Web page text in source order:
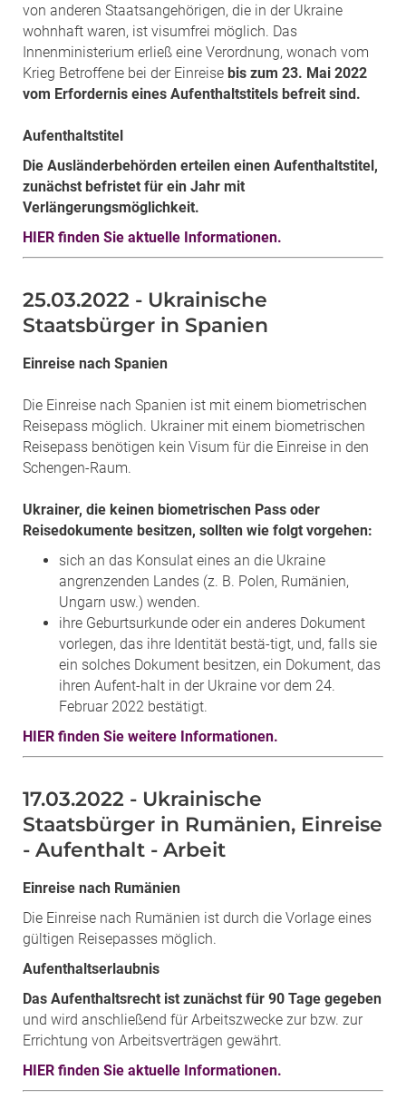
von anderen Staatsangehörigen, die in der Ukraine
wohnhaft waren, ist visumfrei möglich. Das
Innenministerium erließ eine Verordnung, wonach vom
Krieg Betroffene bei der Einreise bis zum 23. Mai 2022
vom Erfordernis eines Aufenthaltstitels befreit sind.
Aufenthaltstitel
Die Ausländerbehörden erteilen einen Aufenthaltstitel,
zunächst befristet für ein Jahr mit
Verlängerungsmöglichkeit.
HIER finden Sie aktuelle Informationen.
25.03.2022 - Ukrainische
Staatsbürger in Spanien
Einreise nach Spanien
Die Einreise nach Spanien ist mit einem biometrischen
Reisepass möglich. Ukrainer mit einem biometrischen
Reisepass benötigen kein Visum für die Einreise in den
Schengen-Raum.
Ukrainer, die keinen biometrischen Pass oder
Reisedokumente besitzen, sollten wie folgt vorgehen:
sich an das Konsulat eines an die Ukraine
angrenzenden Landes (z. B. Polen, Rumänien,
Ungarn usw.) wenden.
ihre Geburtsurkunde oder ein anderes Dokument
vorlegen, das ihre Identität bestä-tigt, und, falls sie
ein solches Dokument besitzen, ein Dokument, das
ihren Aufent-halt in der Ukraine vor dem 24.
Februar 2022 bestätigt.
HIER finden Sie weitere Informationen.
17.03.2022 - Ukrainische
Staatsbürger in Rumänien, Einreise
- Aufenthalt - Arbeit
Einreise nach Rumänien
Die Einreise nach Rumänien ist durch die Vorlage eines
gültigen Reisepasses möglich.
Aufenthaltserlaubnis
Das Aufenthaltsrecht ist zunächst für 90 Tage gegeben
und wird anschließend für Arbeitszwecke zur bzw. zur
Errichtung von Arbeitsverträgen gewährt.
HIER finden Sie aktuelle Informationen.